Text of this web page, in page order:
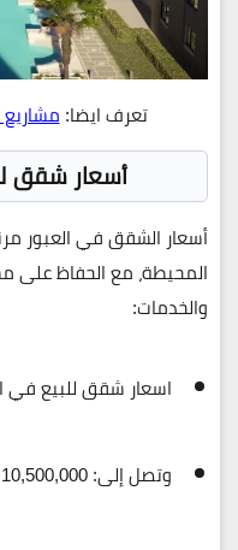
تعرف ايضا:مشاريع
أسعار شقق
أسعار الشقق في العبور
المحيطة، مع الحفاظ
والخدمات:
اسعار شقق للبيع في
وتصل إلى:10,500,000 جنيه